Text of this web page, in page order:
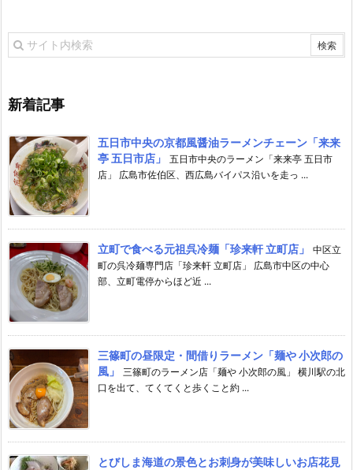
新着記事
五日市中央の京都風醤油ラーメンチェーン「来来
亭 五日市店」
五日市中央のラーメン「来来亭 五日市
店」 広島市佐伯区、西広島バイパス沿いを走っ ...
立町で食べる元祖呉冷麺「珍来軒 立町店」
中区立
町の呉冷麺専門店「珍来軒 立町店」 広島市中区の中心
部、立町電停からほど近 ...
三篠町の昼限定・間借りラーメン「麺や 小次郎の
風」
三篠町のラーメン店「麺や 小次郎の風」 横川駅の北
口を出て、てくてくと歩くこと約 ...
とびしま海道の景色とお刺身が美味しいお店花見